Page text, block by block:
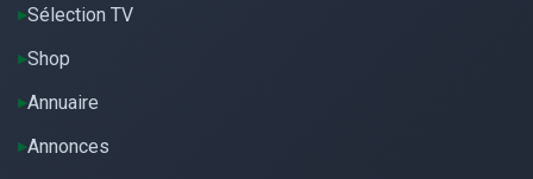
Sélection TV
Shop
Annuaire
Annonces